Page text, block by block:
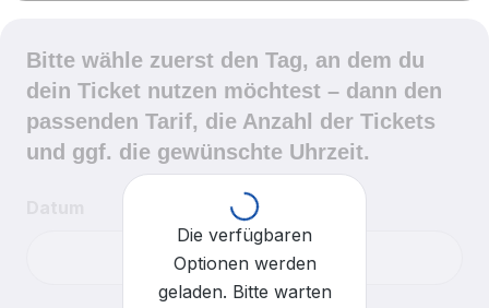
Bitte wähle zuerst den Tag, an dem du
dein Ticket nutzen möchtest – dann den
passenden Tarif, die Anzahl der Tickets
und ggf. die gewünschte Uhrzeit.
Loading...
Die verfügbaren
Optionen werden
geladen. Bitte warten